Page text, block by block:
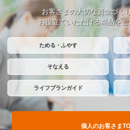
お客さまの大切な資金づく
お役立ていただける商品をご
ためる・ふやす
そなえる
ライフプランガイド
個人のお客さま